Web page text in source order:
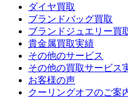
ダイヤ買取
ブランドバッグ買取
ブランドジュエリー買
貴金属買取実績
その他のサービス
その他の買取サービス
お客様の声
クーリングオフのご案